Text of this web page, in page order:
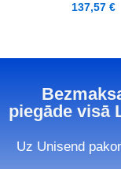
137,57€
piegāde visā
Uz Unisend